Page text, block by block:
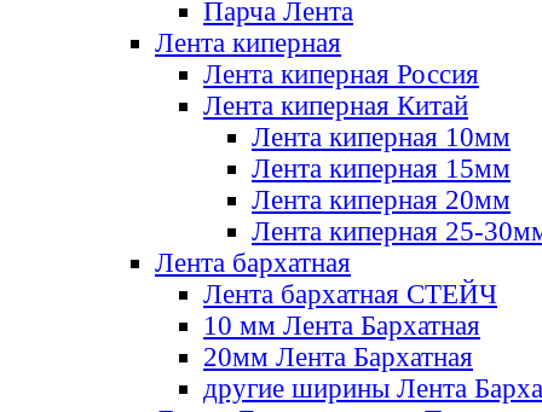
Парча Лента
Лента киперная
Лента киперная Россия
Лента киперная Китай
Лента киперная 10мм
Лента киперная 15мм
Лента киперная 20мм
Лента киперная 25-
Лента бархатная
Лента бархатная СТЕЙЧ
10 мм Лента Бархатная
20мм Лента Бархатная
другие ширины Лента